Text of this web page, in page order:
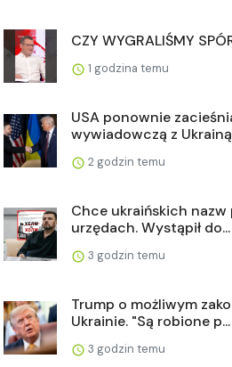
CZY WYGRALIŚMY
1 godzina temu
USA ponownie
wywiadowczą z Ukrainą.
2 godzin temu
Chce ukraińskich
urzędach. Wystąpił do...
3 godzin temu
Trump o możliwym
Ukrainie. "Są robione p...
3 godzin temu